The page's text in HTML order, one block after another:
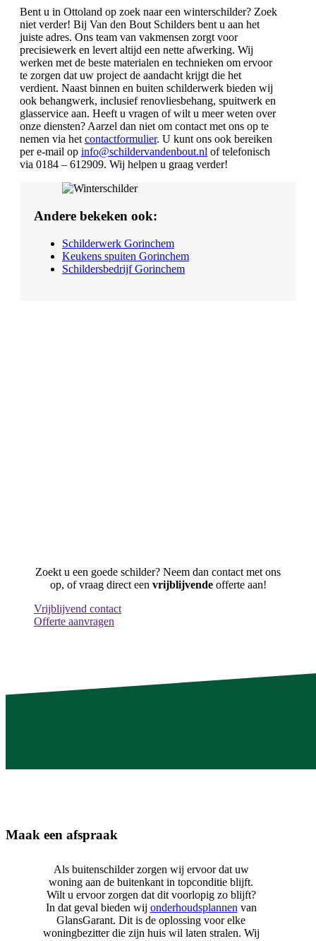
Bent u in Ottoland op zoek naar een winterschilder? Zoek
niet verder! Bij Van den Bout Schilders bent u aan het
juiste adres. Ons team van vakmensen zorgt voor
precisiewerk en levert altijd een nette afwerking. Wij
werken met de beste materialen en technieken om ervoor
te zorgen dat uw project de aandacht krijgt die het
verdient. Naast binnen en buiten schilderwerk bieden wij
ook behangwerk, inclusief renovliesbehang, spuitwerk en
glasservice aan. Heeft u vragen of wilt u meer weten over
onze diensten? Aarzel dan niet om contact met ons op te
nemen via het contactformulier. U kunt ons ook bereiken
per e-mail op info@schildervandenbout.nl of telefonisch
via 0184 – 612909. Wij helpen u graag verder!
Andere bekeken ook:
Schilderwerk Gorinchem
Keukens spuiten Gorinchem
Schildersbedrijf Gorinchem
Zoekt u een goede schilder? Neem dan contact met ons
op, of vraag direct een vrijblijvende offerte aan!
Vrijblijvend contact
Offerte aanvragen
Maak een afspraak
Als buitenschilder zorgen wij ervoor dat uw
woning aan de buitenkant in topconditie blijft.
Wilt u ervoor zorgen dat dit voorlopig zo blijft?
In dat geval bieden wij onderhoudsplannen van
GlansGarant. Dit is de oplossing voor elke
woningbezitter die zijn huis wil laten stralen. Wij